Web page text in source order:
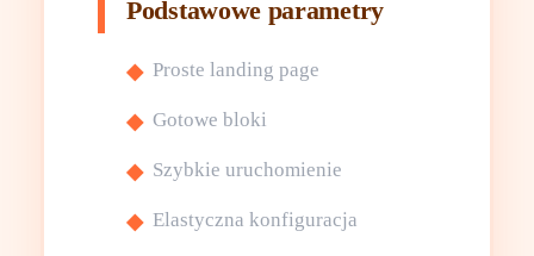
Podstawowe parametry
Proste landing page
Gotowe bloki
Szybkie uruchomienie
Elastyczna konfiguracja